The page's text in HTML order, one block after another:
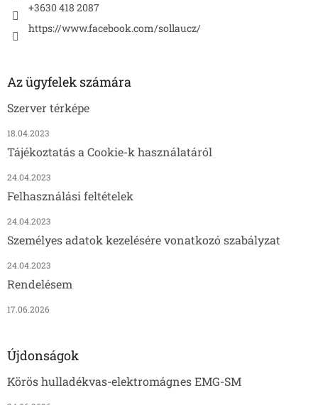
+3630 418 2087
https://www.facebook.com/sollaucz/
Az ügyfelek számára
Szerver térképe
18.04.2023
Tájékoztatás a Cookie-k használatáról
24.04.2023
Felhasználási feltételek
24.04.2023
Személyes adatok kezelésére vonatkozó szabályzat
24.04.2023
Rendelésem
17.06.2026
Újdonságok
Körös hulladékvas-elektromágnes EMG-SM